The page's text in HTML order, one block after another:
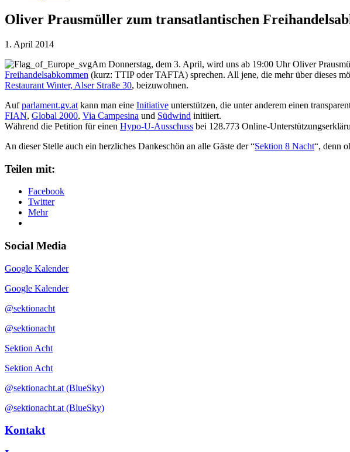
Oliver Prausmüller zum transatlantischen
1. April 2014
Am Donnerstag, dem 3. April, wird uns ab 19:00 Uhr Oliver
Freihandelsabkommen (kurz: TTIP oder TAFTA) sprechen. All jene, die mehr über dieses
Restaurant Winter, Alser Straße 30, beizuwohnen.
Aufparlament.gv.at kann man eine Initiative unterstützen, die unter anderem einen
FIAN, Global 2000, Via Campesina und Südwind initiiert.
Während die Petition für einen Hypo-U-Ausschuss bei 128.773 Online-
An dieser Stelle auch ein herzliches Dankeschön an alle Gäste der “Sektion 8 Nacht“, denn
Teilen mit:
Facebook
Twitter
Mehr
Social Media
Google Kalender
Google Kalender
@sektionacht
@sektionacht
Sektion Acht
Sektion Acht
@sektionacht.at (BlueSky)
@sektionacht.at (BlueSky)
Kontakt